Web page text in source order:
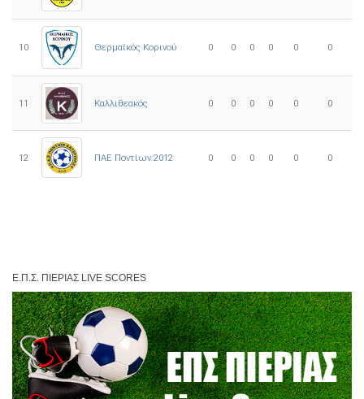
10 Θερμαϊκός Κορινού 0 0 0 0 0 0
11 Καλλιθεακός 0 0 0 0 0 0
12 ΠΑΕ Ποντίων 2012 0 0 0 0 0 0
Ε.Π.Σ. ΠΙΕΡΊΑΣ LIVE SCORES